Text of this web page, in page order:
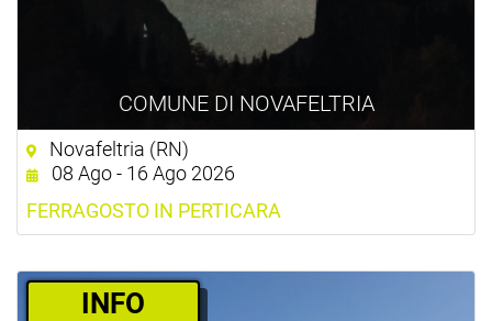
COMUNE DI NOVAFELTRIA
Novafeltria (RN)
08 Ago - 16 Ago 2026
FERRAGOSTO IN PERTICARA
­INFO